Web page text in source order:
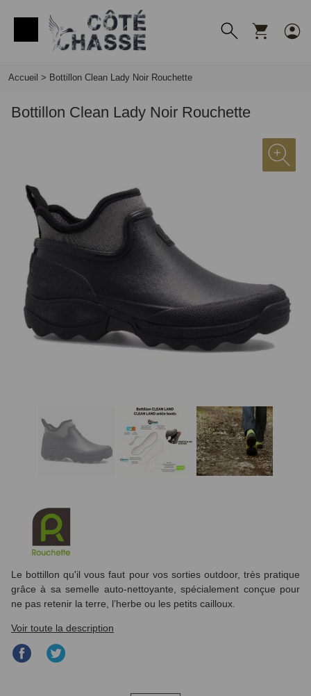
Accueil > Bottillon Clean Lady Noir Rouchette
Bottillon Clean Lady Noir Rouchette
Le bottillon qu'il vous faut pour vos sorties outdoor, très pratique
grâce à sa semelle auto-nettoyante, spécialement conçue pour
ne pas retenir la terre, l’herbe ou les petits cailloux.
Voir toute la description
Partager